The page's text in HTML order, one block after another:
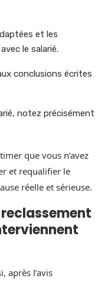
et les
le salarié.
conclusions écrites
notez précisément
que vous n’avez
et requalifier le
réelle et sérieuse.
après l’avis